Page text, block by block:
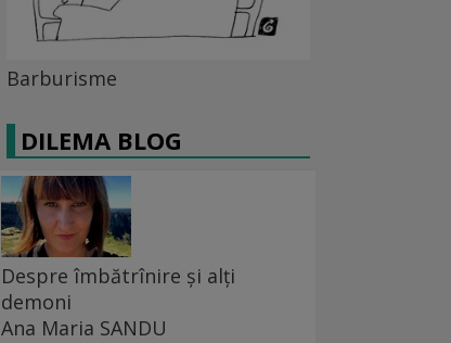
Barburisme
DILEMA BLOG
Despre îmbătrînire și alți
demoni
Ana Maria SANDU